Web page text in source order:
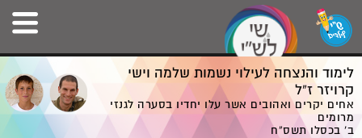
לימוד והנצחה לעילוי נשמות שלמה וישי
קרויזר ז”ל
אחים יקרים ואהובים אשר עלו יחדיו בסערה לגנזי
מרומים
ב' בכסלו תשס”ח